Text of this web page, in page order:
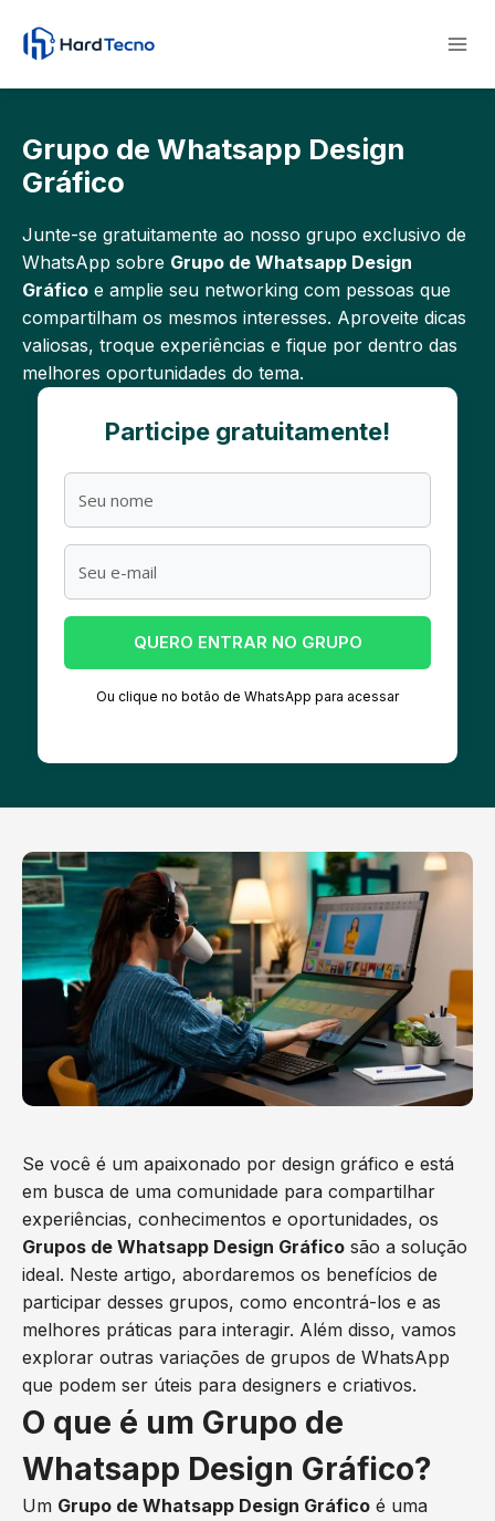
para
Conteúdo
Grupo de Whatsapp Design
Gráfico
Junte-se gratuitamente ao nosso grupo exclusivo de
WhatsApp sobre Grupo de Whatsapp Design
Gráfico e amplie seu networking com pessoas que
compartilham os mesmos interesses. Aproveite dicas
valiosas, troque experiências e fique por dentro das
melhores oportunidades do tema.
Participe gratuitamente!
QUERO ENTRAR NO GRUPO
Ou clique no botão de WhatsApp para acessar
Se você é um apaixonado por design gráfico e está
em busca de uma comunidade para compartilhar
experiências, conhecimentos e oportunidades, os
Grupos de Whatsapp Design Gráfico são a solução
ideal. Neste artigo, abordaremos os benefícios de
participar desses grupos, como encontrá-los e as
melhores práticas para interagir. Além disso, vamos
explorar outras variações de grupos de WhatsApp
que podem ser úteis para designers e criativos.
O que é um Grupo de
Whatsapp Design Gráfico?
Um Grupo de Whatsapp Design Gráfico é uma